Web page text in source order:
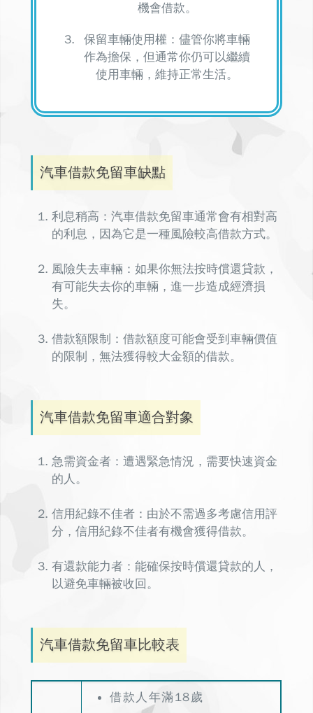
機會借款。
保留車輛使用權：儘管你將車輛
作為擔保，但通常你仍可以繼續
使用車輛，維持正常生活。
汽車借款免留車缺點
利息稍高：汽車借款免留車通常會有相對高
的利息 ，因為它是一種風險較高借款方式。
風險失去車輛：如果你無法按時償還貸款，
有可能失去你的車輛，進一步造成經濟損
失。
借款額限制：借款額度可能會受到車輛價值
的限制，無法獲得較大金額的借款。
汽車借款免留車適合對象
急需資金者：遭遇緊急情況，需要快速資金
的人。
信用紀錄不佳者：由於不需過多考慮信用評
分，信用紀錄不佳者有機會獲得借款。
有還款能力者：能確保按時償還貸款的人，
以避免車輛被收回。
汽車借款免留車比較表
借款人年滿18歲